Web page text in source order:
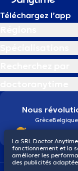
Téléchargez l’app
Nous
GrèceBelgique
La SRL Doctor
fonctionnement et la
améliorer les
des publicités